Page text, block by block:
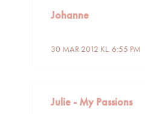
Johanne
30 MAR 2012 KL. 6:55 PM
Julie - My Passions